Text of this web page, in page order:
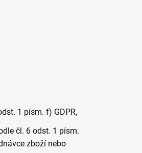
1 písm. f) GDPR,
čl. 6 odst. 1 písm.
zboží nebo